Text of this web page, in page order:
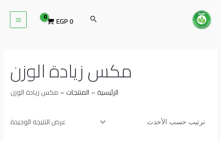
المحتوى
البحث EGP0
مكس زيادة الوزن
الرئيسية المنتجات مكس زيادة الوزن
عرض النتيجة الوحيدة